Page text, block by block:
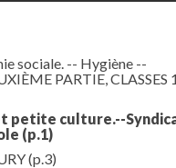
sociale. -- Hygiène --
PARTIE, CLASSES
petite culture.--
(p.1)
(p.3)